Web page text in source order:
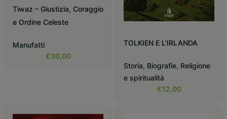
Tiwaz – Giustizia, Coraggio
e Ordine Celeste
Manufatti
€30,00
TOLKIEN E L’IRLANDA
Storia, Biografie, Religione
e spiritualità
€12,00